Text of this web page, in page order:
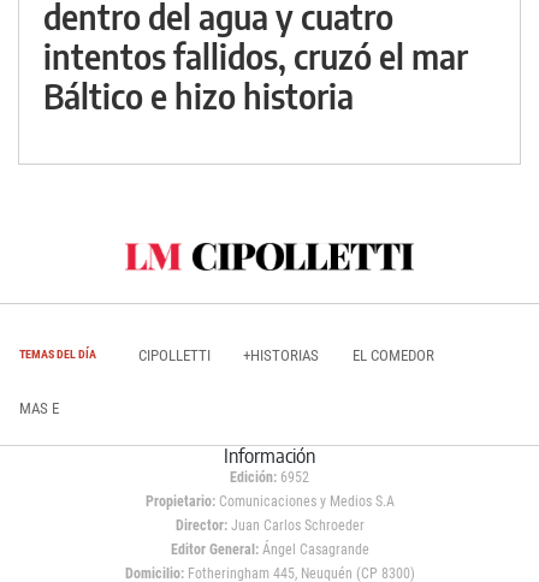
dentro del agua y cuatro
intentos fallidos, cruzó el mar
Báltico e hizo historia
TEMAS DEL DÍA CIPOLLETTI +HISTORIAS EL COMEDOR
MAS E
Información
Edición: 6952
Propietario:Comunicaciones y Medios S.A
Director: Juan Carlos Schroeder
Editor General:Ángel Casagrande
Domicilio:Fotheringham 445, Neuquén (CP 8300)